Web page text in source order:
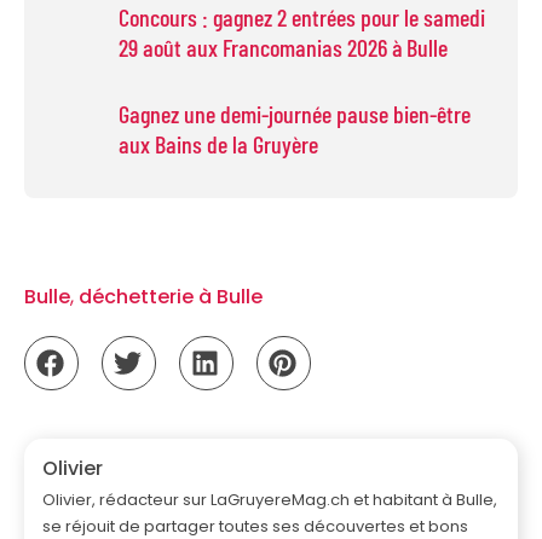
Concours : gagnez 2 entrées pour le samedi
29 août aux Francomanias 2026 à Bulle
Gagnez une demi-journée pause bien-être
aux Bains de la Gruyère
Bulle, déchetterie à Bulle
Olivier
Olivier, rédacteur sur LaGruyereMag.ch et habitant à Bulle,
se réjouit de partager toutes ses découvertes et bons